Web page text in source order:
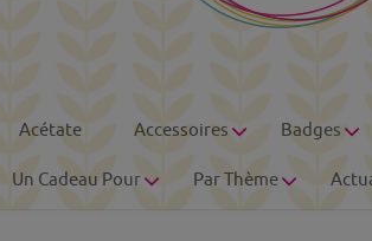
Acétate Accessoires Badges
Un Cadeau Pour Par Thème